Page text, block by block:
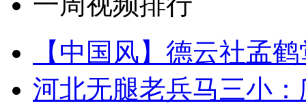
【中国风】德云社孟
河北无腿老兵马三小